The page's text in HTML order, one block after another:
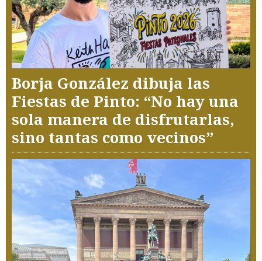
Borja González dibuja las
Fiestas de Pinto: “No hay una
sola manera de disfrutarlas,
sino tantas como vecinos”